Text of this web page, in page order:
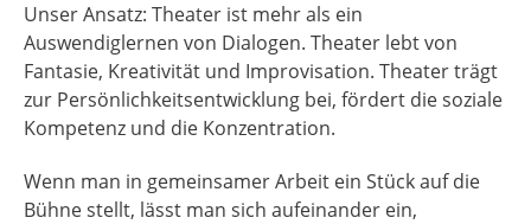
Unser Ansatz: Theater ist mehr als ein
Auswendiglernen von Dialogen. Theater lebt von
Fantasie, Kreativität und Improvisation. Theater trägt
zur Persönlichkeitsentwicklung bei, fördert die soziale
Kompetenz und die Konzentration.
Wenn man in gemeinsamer Arbeit ein Stück auf die
Bühne stellt, lässt man sich aufeinander ein,